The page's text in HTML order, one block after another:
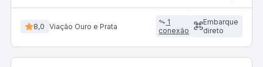
8,0 Viação Ouro e Prata
1
conexão
Embarque
direto